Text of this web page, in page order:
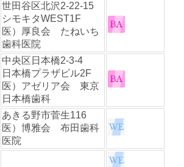
世田谷区北沢2-22-15
シモキタWEST1F
医）厚良会 たねいち
歯科医院
中央区日本橋2-3-4
日本橋プラザビル2F
医）アゼリア会 東京
日本橋歯科
あきる野市菅生116
医）博雅会 布田歯科
医院